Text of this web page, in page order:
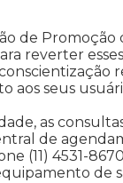
de Promoção
reverter
aos seus
as
de
(11) 4531-
de